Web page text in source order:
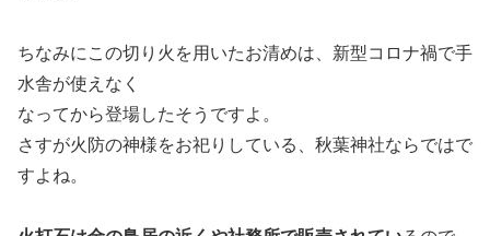
ちなみにこの切り火を用いたお清めは、新型コロナ禍で手
水舎が使えなく
なってから登場したそうですよ。
さすが火防の神様をお祀りしている、秋葉神社ならではで
すよね。